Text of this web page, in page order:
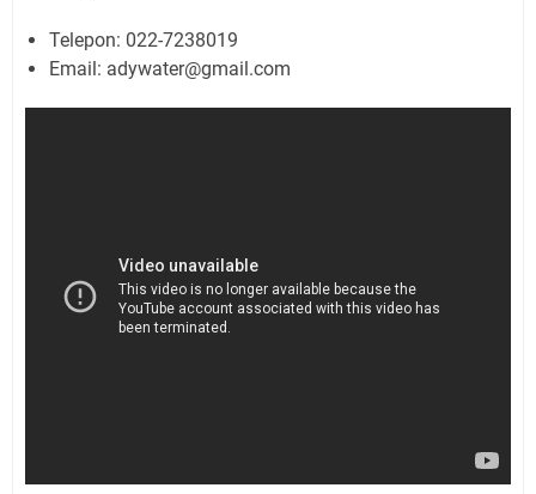
Telepon: 022-7238019
Email: adywater@gmail.com